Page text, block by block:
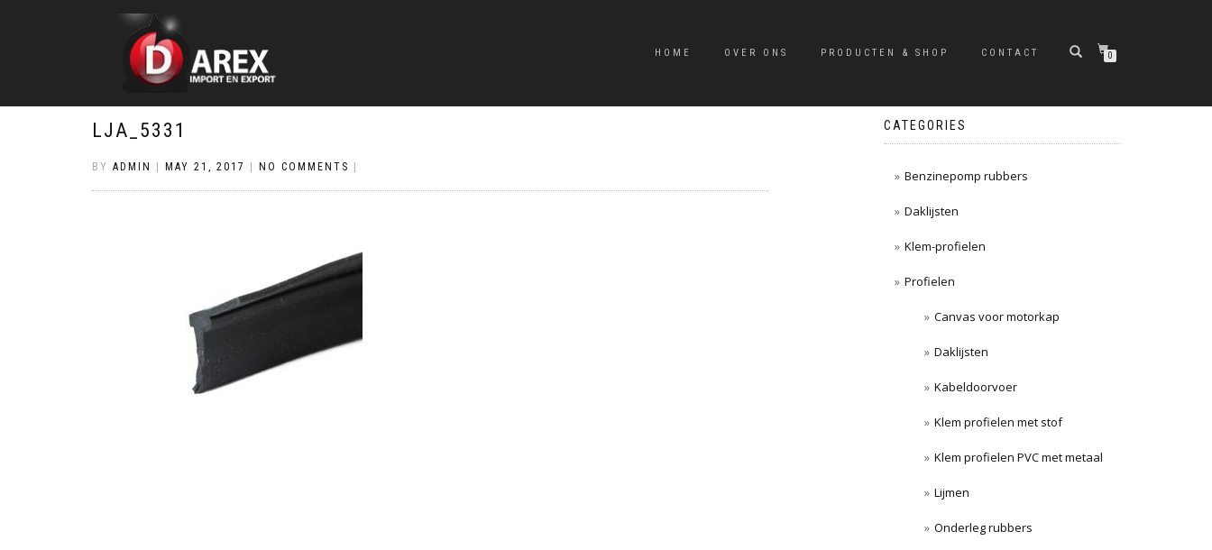
HOME OVER ONS PRODUCTEN & SHOP CONTACT 0
LJA_5331
BY ADMIN MAY 21, 2017 NO COMMENTS
CATEGORIES
Benzinepomp rubbers
Daklijsten
Klem-profielen
Profielen
Canvas voor motorkap
Daklijsten
Kabeldoorvoer
Klem profielen met stof
Klem profielen PVC met metaal
Lijmen
Onderleg rubbers